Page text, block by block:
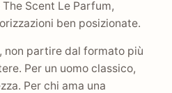
Scent Le Parfum,
ben posizionate.
non partire dal formato più
Per un uomo classico,
Per chi ama una